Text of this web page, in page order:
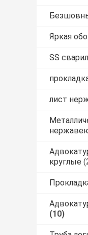
Яркая
SS
лист
круглые
(10)